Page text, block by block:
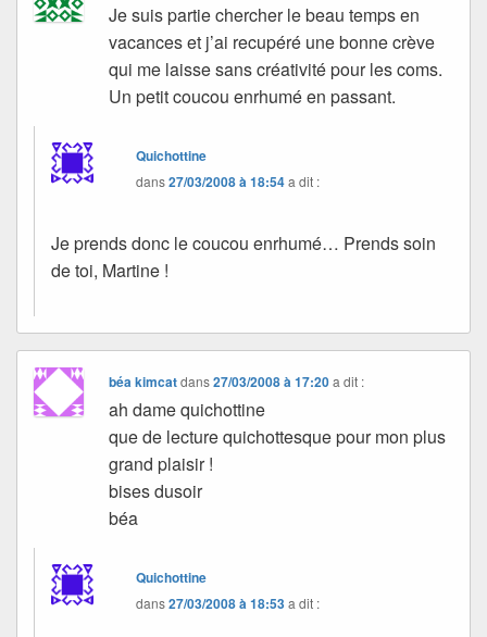
Je suis partie chercher le beau temps en
vacances et j’ai recupéré une bonne crève
qui me laisse sans créativité pour les coms.
Un petit coucou enrhumé en passant.
Quichottine
dans27/03/2008 à 18:54a dit :
Je prends donc le coucou enrhumé… Prends soin
de toi, Martine !
béa kimcatdans27/03/2008 à 17:20 a dit :
ah dame quichottine
que de lecture quichottesque pour mon plus
grand plaisir !
bises dusoir
béa
Quichottine
dans27/03/2008 à 18:53a dit :